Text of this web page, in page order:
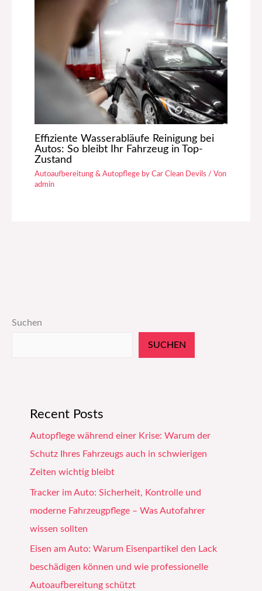
Effiziente Wasserabläufe Reinigung bei
Autos: So bleibt Ihr Fahrzeug in Top-
Zustand
Autoaufbereitung & Autopflege by Car Clean Devils / Von
admin
Suchen
SUCHEN
Recent Posts
Autopflege während einer Krise: Warum der
Schutz Ihres Fahrzeugs auch in schwierigen
Zeiten wichtig bleibt
Tracker im Auto: Sicherheit, Kontrolle und
moderne Fahrzeugpflege – Was Autofahrer
wissen sollten
Eisen am Auto: Warum Eisenpartikel den Lack
beschädigen können und wie professionelle
Autoaufbereitung schützt